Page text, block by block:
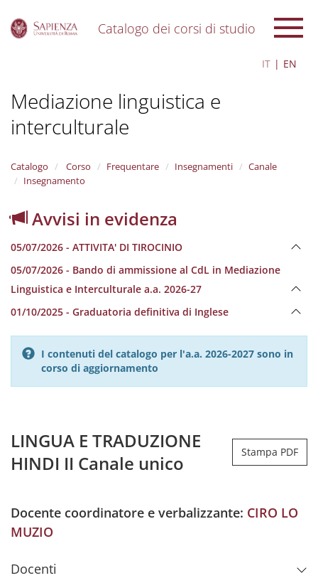
Catalogo dei corsi di studio
IT EN
Mediazione linguistica e
interculturale
Catalogo Corso Frequentare Insegnamenti
Canale
Insegnamento
Avvisi in evidenza
05/07/2026 - ATTIVITA' DI TIROCINIO
05/07/2026 - Bando di ammissione al CdL in Mediazione
Linguistica e Interculturale a.a. 2026-27
01/10/2025 - Graduatoria definitiva di Inglese
I contenuti del catalogo per l'a.a. 2026-2027 sono in
corso di aggiornamento
LINGUA E TRADUZIONE
HINDI II Canale unico
Stampa PDF
Docente coordinatore e verbalizzante: CIRO LO
MUZIO
Docenti